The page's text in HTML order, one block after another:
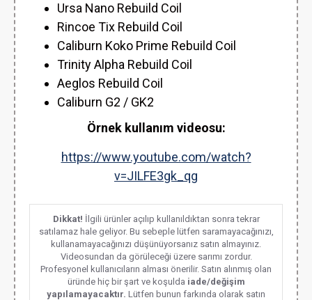
Ursa Nano Rebuild Coil
Rincoe Tix Rebuild Coil
Caliburn Koko Prime Rebuild Coil
Trinity Alpha Rebuild Coil
Aeglos Rebuild Coil
Caliburn G2 / GK2
Örnek kullanım videosu:
https://www.youtube.com/watch?
v=JILFE3gk_qg
Dikkat! İlgili ürünler açılıp kullanıldıktan sonra tekrar
satılamaz hale geliyor. Bu sebeple lütfen saramayacağınızı,
kullanamayacağınızı düşünüyorsanız satın almayınız.
Videosundan da görüleceği üzere sarımı zordur.
Profesyonel kullanıcıların alması önerilir. Satın alınmış olan
üründe hiç bir şart ve koşulda iade/değişim
yapılamayacaktır. Lütfen bunun farkında olarak satın